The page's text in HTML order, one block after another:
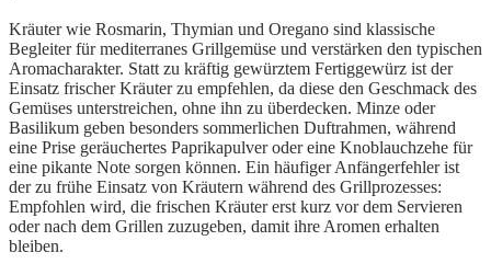
Kräuter wie Rosmarin, Thymian und Oregano sind klassische
Begleiter für mediterranes Grillgemüse und verstärken den typischen
Aromacharakter. Statt zu kräftig gewürztem Fertiggewürz ist der
Einsatz frischer Kräuter zu empfehlen, da diese den Geschmack des
Gemüses unterstreichen, ohne ihn zu überdecken. Minze oder
Basilikum geben besonders sommerlichen Duftrahmen, während
eine Prise geräuchertes Paprikapulver oder eine Knoblauchzehe für
eine pikante Note sorgen können. Ein häufiger Anfängerfehler ist
der zu frühe Einsatz von Kräutern während des Grillprozesses:
Empfohlen wird, die frischen Kräuter erst kurz vor dem Servieren
oder nach dem Grillen zuzugeben, damit ihre Aromen erhalten
bleiben.